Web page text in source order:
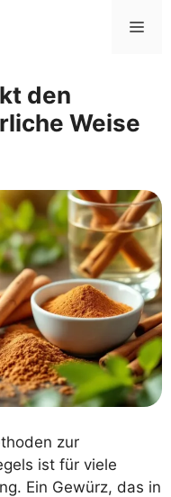
den
Weise
zur
ist für viele
Ein Gewürz, das in